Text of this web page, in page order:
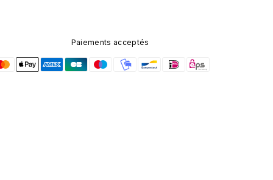
Paiements acceptés